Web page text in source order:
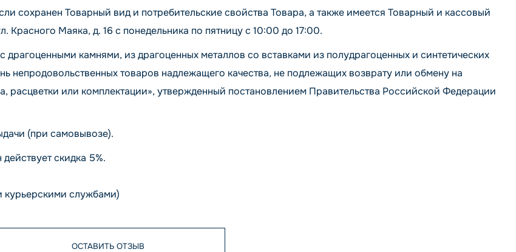
сохранен Товарный вид и потребительские свойства Товара, а также имеется Товарный и кассовый
Красного Маяка, д. 16 с понедельника по пятницу с 10:00 до 17:00.
камнями, из драгоценных металлов со вставками из полудрагоценных и синтетических
непродовольственных товаров надлежащего качества, не подлежащих возврату или обмену на
расцветки или комплектации», утвержденный постановлением Правительства Российской Федерации
(при самовывозе).
скидка 5%.
службами)
ОСТАВИТЬ ОТЗЫВ